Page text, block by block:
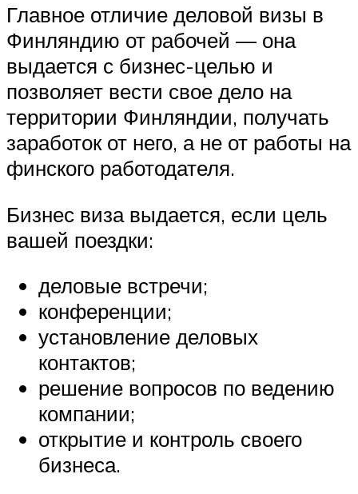
Главное отличие деловой визы в
Финляндию от рабочей — она
выдается с бизнес-целью и
позволяет вести свое дело на
территории Финляндии, получать
заработок от него, а не от работы на
финского работодателя.
Бизнес виза выдается, если цель
вашей поездки:
деловые встречи;
конференции;
установление деловых
контактов;
решение вопросов по ведению
компании;
открытие и контроль своего
бизнеса.